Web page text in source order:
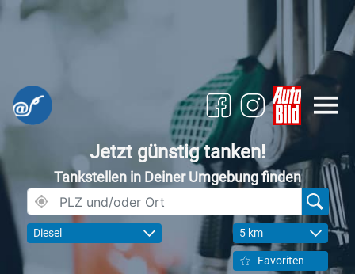
Jetzt günstig tanken!
Tankstellen in Deiner Umgebung finden
Diesel 5 km
Favoriten